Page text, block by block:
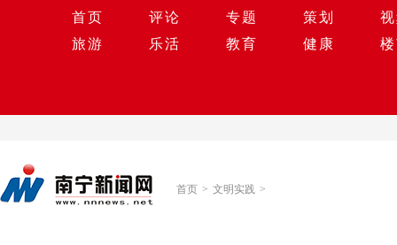
首页 评论 专题 策划
旅游
乐活 教育 健康
首页 > 文明实践 >